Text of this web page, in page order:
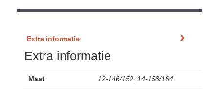
Extra informatie
Extra informatie
Maat 12-146/152, 14-158/164